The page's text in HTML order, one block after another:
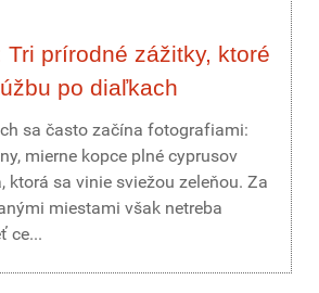
Tri prírodné zážitky, ktoré
po diaľkach
sa často začína fotografiami:
mierne kopce plné cyprusov
ktorá sa vinie sviežou zeleňou. Za
miestami však netreba
ce...